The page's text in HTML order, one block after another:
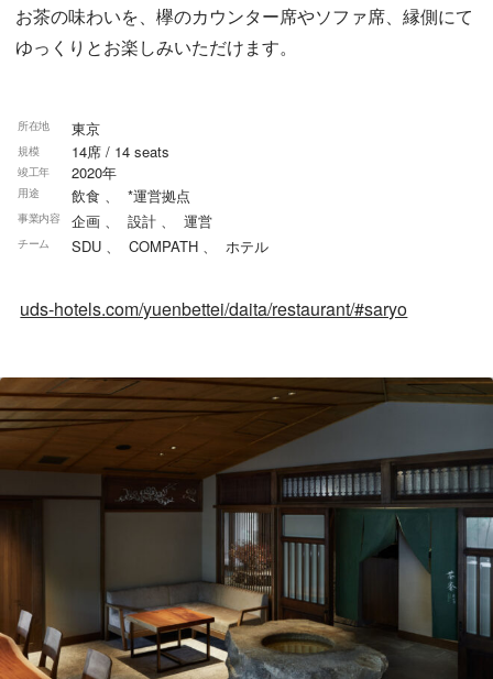
お茶の味わいを、欅のカウンター席やソファ席、縁側にて
ゆっくりとお楽しみいただけます。
所在地 東京
規模 14席 / 14 seats
竣工年 2020年
用途 飲食 、 *運営拠点
事業内容 企画 、 設計 、 運営
チーム SDU 、 COMPATH 、 ホテル
uds-hotels.com/yuenbettei/daita/restaurant/#saryo